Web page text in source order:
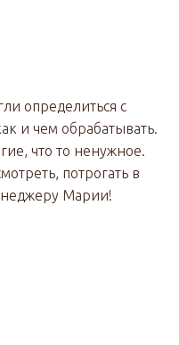
определиться с
и чем обрабатывать.
что то ненужное.
потрогать в
Марии!